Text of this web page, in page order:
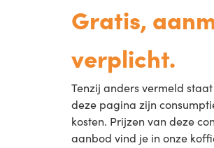
Gratis,
verplicht.
Tenzij anders vermeld
deze pagina zijn
kosten. Prijzen van deze
aanbod vind je in onze